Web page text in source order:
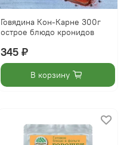
Говядина Кон-Карне 300г
острое блюдо кронидов
345 ₽
В корзину